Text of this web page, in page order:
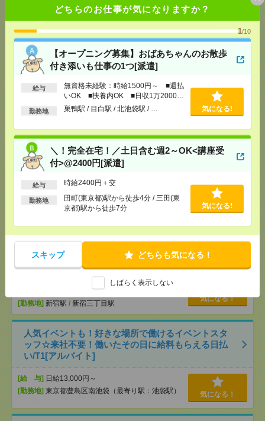
どちらのお仕事が気になりますか？
1/10
【オープニング募集】おばあちゃんのお散歩
付き添いも仕事の1つ[派遣]
給与
無資格未経験：時給1500円～ ■週払
いOK ■扶養内OK ■日収1万2000円
以上
勤務地 巣鴨駅 / 目白駅 / 北池袋駅 / … 気になる!
＼！完全在宅！／土日含む週2～OK<講座受
付>@2400円[派遣]
給与 時給2400円＋交
勤務地
田町(東京都)駅から徒歩4分 / 三田(東
京都)駅から徒歩7分
気になる!
スキップ どちらも気になる！
しばらく表示しない
【完全在宅！】難しい業務なし＆電話なし！ゆっく
りの11時～時短＊データ入力・事務[派遣]
[給 与]
◆時給1,700円＊日払い・週払いOK＊昇給
あり♪【月収例】 ・約204,000円 （時給1,700
円 × 実働6h × 20日）
[交通費]◆全額支給 ＊家が少し遠くても安心！
20～25万円
[勤務地]竹芝駅から徒歩2分/ 浜松町駅から徒歩4分
気になる！
＜1日～OK！＞あの有名企業も！展示会や株主総会
のお手伝い！[アルバイト]
[給 与]■日給16,840円～ ■日払いOK ■実働3時
[交通費]一部支給
気になる！
ーなどの仕分け[派遣]
時給1500円 ■日払い・週払いOK！(規定
あり) ■現金日払いもOK(規定あり)
[勤務地] 新宿駅 / 新宿三丁目駅
気になる！
人気イベントも！好きな場所で働けるイベントスタ
ッフ☆来社不要！働いたその日に給料もらえる日払
い/T1[アルバイト]
[給 与] 日給13,000円～
[勤務地] 東京都豊島区南池袋（最寄り駅：池袋駅） 気になる！